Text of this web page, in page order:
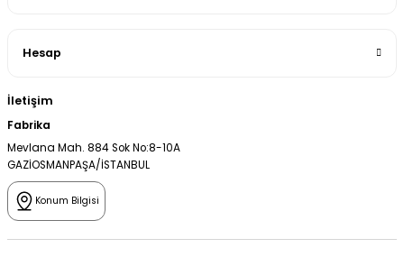
Hesap
İletişim
Fabrika
Mevlana Mah. 884 Sok No:8-10A
GAZİOSMANPAŞA/İSTANBUL
Konum Bilgisi